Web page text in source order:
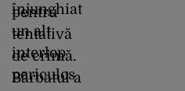
pentru
tentativă
de crimă.
Bărbatul a